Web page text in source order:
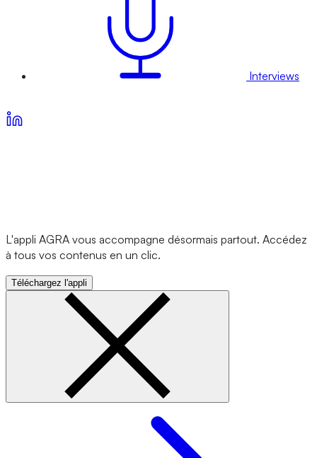
Interviews
L'appli AGRA vous accompagne désormais partout. Accédez
à tous vos contenus en un clic.
Téléchargez l'appli